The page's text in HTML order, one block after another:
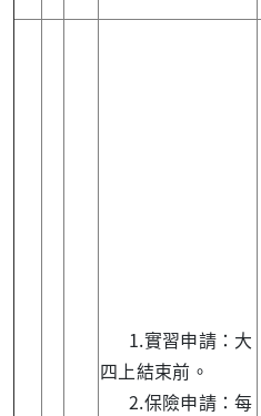
1.實習申請：大
四上結束前。
2.保險申請：每